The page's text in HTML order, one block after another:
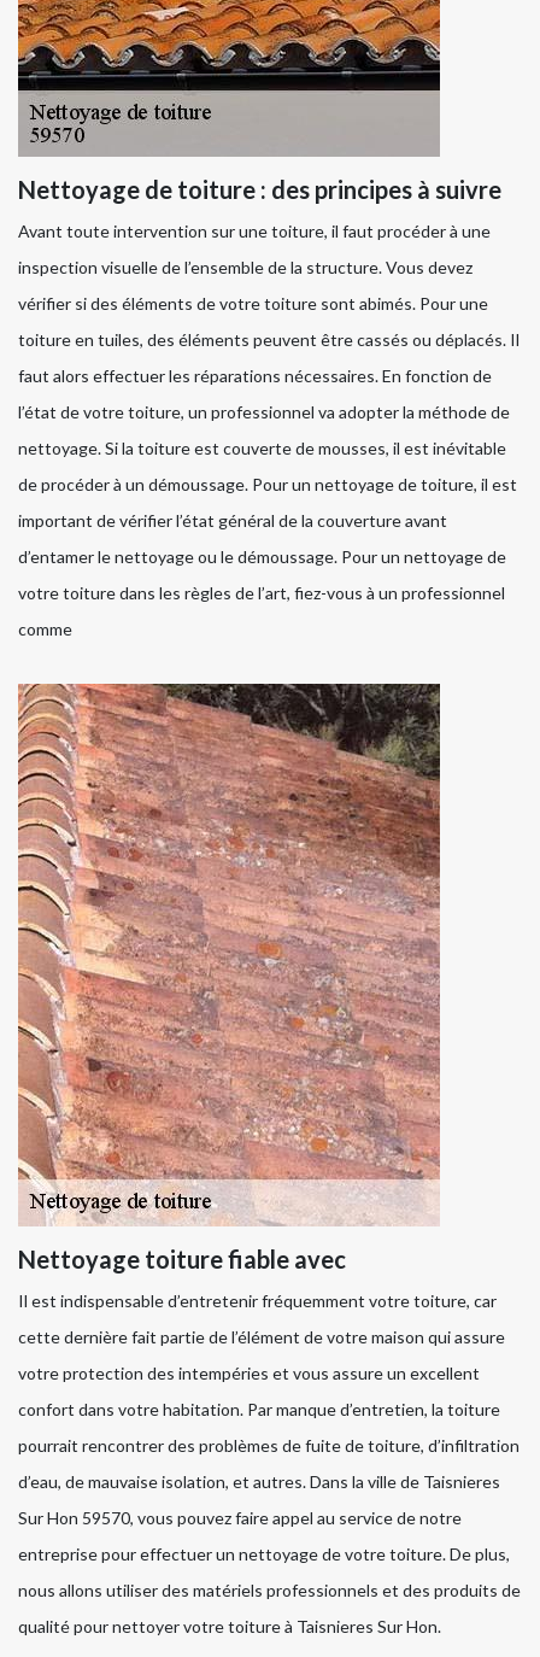
Nettoyage de toiture : des principes à suivre
Avant toute intervention sur une toiture, il faut procéder à une
inspection visuelle de l’ensemble de la structure. Vous devez
vérifier si des éléments de votre toiture sont abimés. Pour une
toiture en tuiles, des éléments peuvent être cassés ou déplacés. Il
faut alors effectuer les réparations nécessaires. En fonction de
l’état de votre toiture, un professionnel va adopter la méthode de
nettoyage. Si la toiture est couverte de mousses, il est inévitable
de procéder à un démoussage. Pour un nettoyage de toiture, il est
important de vérifier l’état général de la couverture avant
d’entamer le nettoyage ou le démoussage. Pour un nettoyage de
votre toiture dans les règles de l’art, fiez-vous à un professionnel
comme
Nettoyage toiture fiable avec
Il est indispensable d’entretenir fréquemment votre toiture, car
cette dernière fait partie de l’élément de votre maison qui assure
votre protection des intempéries et vous assure un excellent
confort dans votre habitation. Par manque d’entretien, la toiture
pourrait rencontrer des problèmes de fuite de toiture, d’infiltration
d’eau, de mauvaise isolation, et autres. Dans la ville de Taisnieres
Sur Hon 59570, vous pouvez faire appel au service de notre
entreprise pour effectuer un nettoyage de votre toiture. De plus,
nous allons utiliser des matériels professionnels et des produits de
qualité pour nettoyer votre toiture à Taisnieres Sur Hon.